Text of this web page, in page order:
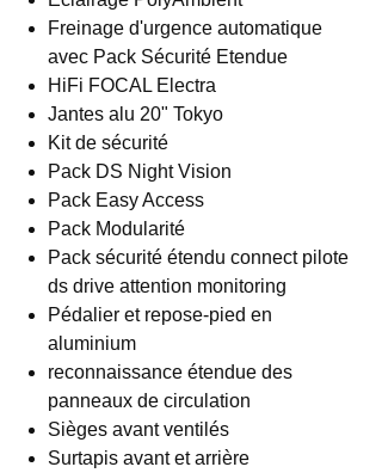
Freinage d'urgence automatique
avec Pack Sécurité Etendue
HiFi FOCAL Electra
Jantes alu 20" Tokyo
Kit de sécurité
Pack DS Night Vision
Pack Easy Access
Pack Modularité
Pack sécurité étendu connect pilote
ds drive attention monitoring
Pédalier et repose-pied en
aluminium
reconnaissance étendue des
panneaux de circulation
Sièges avant ventilés
Surtapis avant et arrière